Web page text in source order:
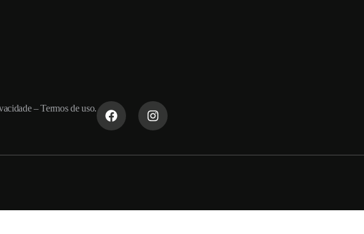
–Termos de uso.